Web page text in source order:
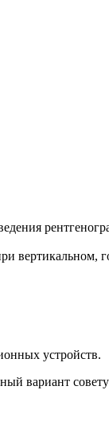
устройств.
вариант